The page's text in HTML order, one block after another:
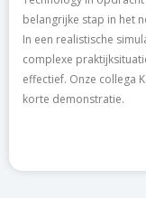
belangrijke stap in het
In een realistische
complexe
effectief. Onze collega
korte demonstratie.